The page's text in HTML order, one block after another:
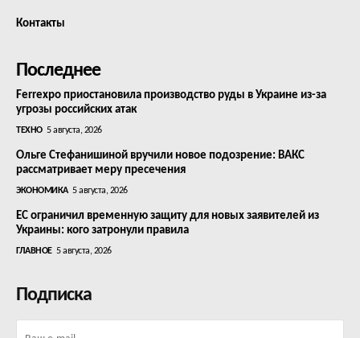
Контакты
Последнее
Ferrexpo приостановила производство руды в Украине из-за
угрозы российских атак
ТЕХНО 5 августа, 2026
Ольге Стефанишиной вручили новое подозрение: ВАКС
рассматривает меру пресечения
ЭКОНОМИКА 5 августа, 2026
ЕС ограничил временную защиту для новых заявителей из
Украины: кого затронули правила
ГЛАВНОЕ 5 августа, 2026
Подписка